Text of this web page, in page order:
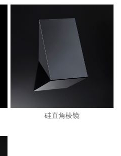
硅直角棱镜